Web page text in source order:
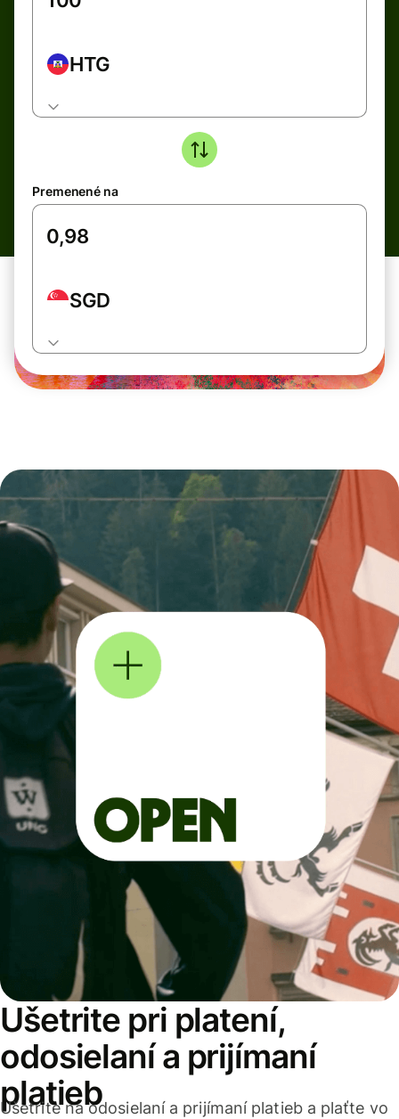
HTG
Premenené na
SGD
Ušetrite pri platení,
odosielaní a prijímaní
platieb
Ušetrite na odosielaní a prijímaní platieb a plaťte vo